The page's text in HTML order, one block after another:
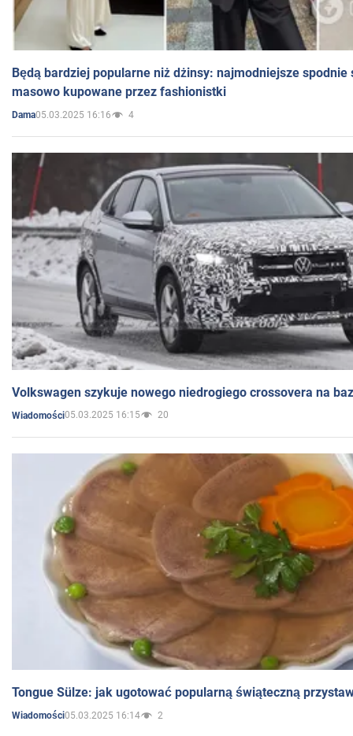
Będą bardziej popularne niż dżinsy: najmodniejsze spodnie
masowo kupowane przez fashionistki
Dama05.03.2025 16:16 4
Volkswagen szykuje nowego niedrogiego crossovera na
Wiadomości05.03.2025 16:15 20
Tongue Sülze: jak ugotować popularną świąteczną
Wiadomości05.03.2025 16:14 2